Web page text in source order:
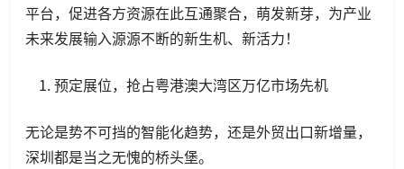
平台，促进各方资源在此互通聚合，萌发新芽，为产业
未来发展输入源源不断的新生机、新活力！
预定展位，抢占粤港澳大湾区万亿市场先机
无论是势不可挡的智能化趋势，还是外贸出口新增量，
深圳都是当之无愧的桥头堡。